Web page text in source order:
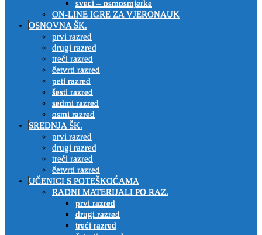
sveci – osmosmjerke
ON-LINE IGRE ZA VJERONAUK
OSNOVNA ŠK.
prvi razred
drugi razred
treći razred
četvrti razred
peti razred
šesti razred
sedmi razred
osmi razred
SREDNJA ŠK.
prvi razred
drugi razred
treći razred
četvrti razred
UČENICI S POTEŠKOĆAMA
RADNI MATERIJALI PO RAZ.
prvi razred
drugi razred
treći razred